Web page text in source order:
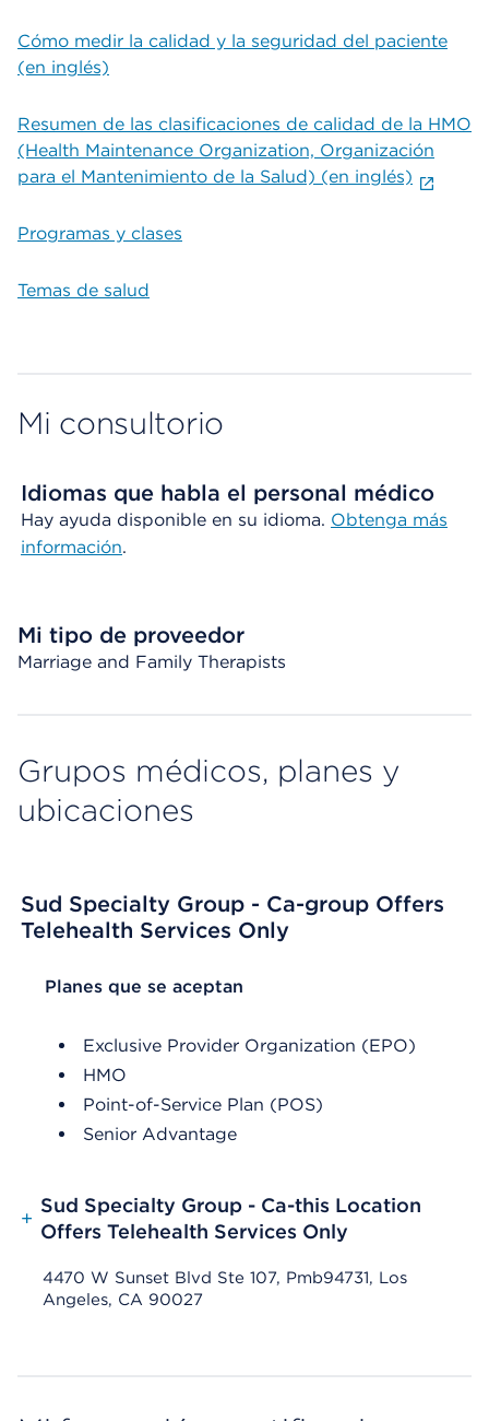
Cómo medir la calidad y la seguridad del paciente
(en inglés)
Resumen de las clasificaciones de calidad de la HMO
(Health Maintenance Organization, Organización
para el Mantenimiento de la Salud) (en inglés)
Programas y clases
Temas de salud
Mi consultorio
Idiomas que habla el personal médico
Hay ayuda disponible en su idioma. Obtenga más
información.
Mi tipo de proveedor
Marriage and Family Therapists
Grupos médicos, planes y
ubicaciones
Sud Specialty Group - Ca-group Offers
Telehealth Services Only
List Header Planes que se aceptan
Planes que se aceptan
Exclusive Provider Organization (EPO)
HMO
Point-of-Service Plan (POS)
Senior Advantage
+
Sud Specialty Group - Ca-this Location
Offers Telehealth Services Only
4470 W Sunset Blvd Ste 107, Pmb94731, Los
Angeles, CA 90027